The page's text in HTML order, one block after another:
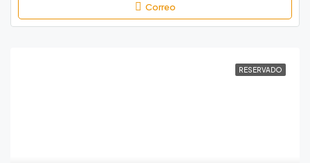
Correo
RESERVADO